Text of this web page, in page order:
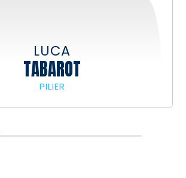
LUCA
TABAROT
PILIER
117